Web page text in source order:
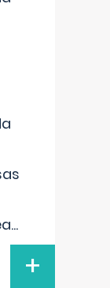
...
+